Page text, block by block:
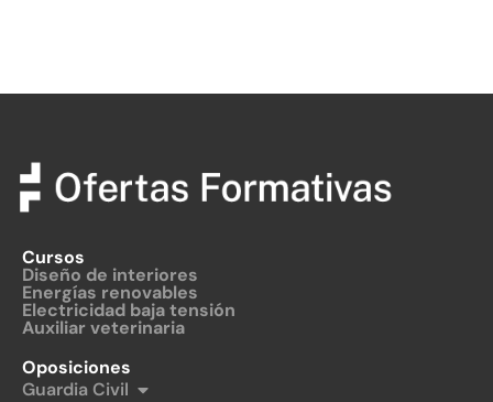
Cursos
Diseño de interiores
Energías renovables
Electricidad baja tensión
Auxiliar veterinaria
Oposiciones
Guardia Civil